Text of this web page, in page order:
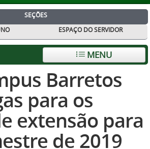
SEÇÕES
ESPAÇO DO SERVIDOR
MENU
Barretos
para os
extensão para
de 2019